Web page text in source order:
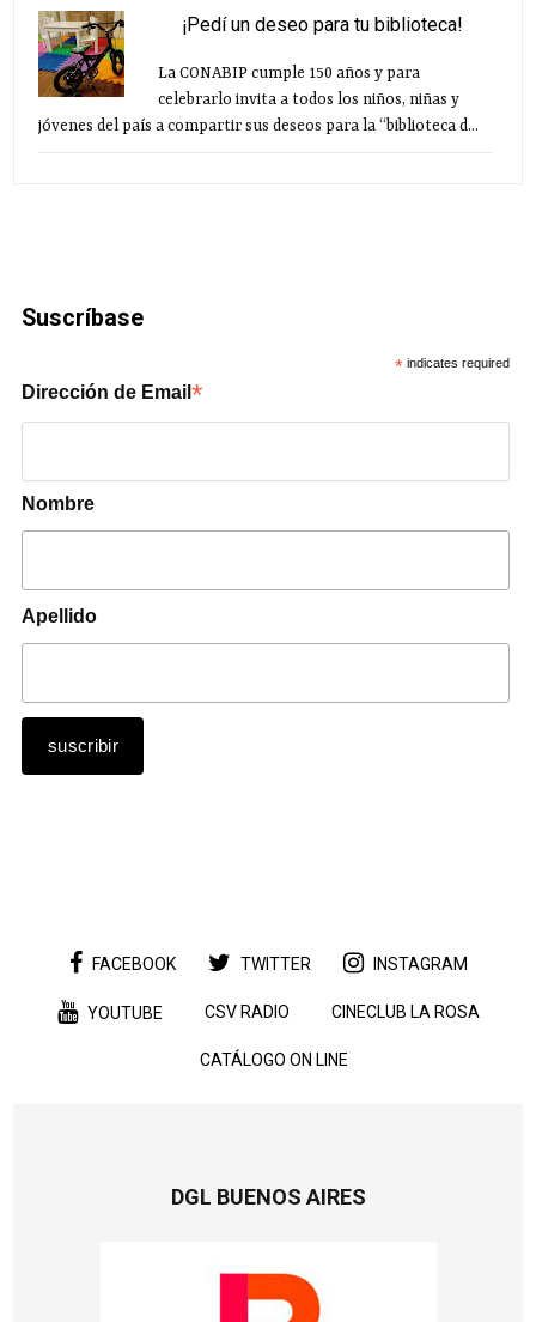
¡Pedí un deseo para tu biblioteca!
La CONABIP cumple 150 años y para
celebrarlo invita a todos los niños, niñas y
jóvenes del país a compartir sus deseos para la “biblioteca d...
Suscríbase
* indicates required
Dirección de Email*
Nombre
Apellido
FACEBOOK TWITTER INSTAGRAM
YOUTUBE CSV RADIO CINECLUB LA ROSA
CATÁLOGO ON LINE
DGL BUENOS AIRES